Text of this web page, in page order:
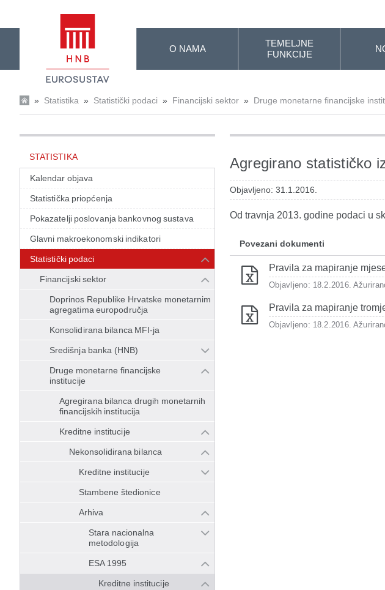
O NAMA
TEMELJNE
FUNKCIJE
» Statistika » Statistički podaci » Financijski sektor » Druge monetarne financijske
STATISTIKA
Kalendar objava
Statistička priopćenja
Pokazatelji poslovanja bankovnog sustava
Glavni makroekonomski indikatori
Statistički podaci
Financijski sektor
Doprinos Republike Hrvatske monetarnim
agregatima europodručja
Konsolidirana bilanca MFI-ja
Središnja banka (HNB)
Druge monetarne financijske
institucije
Agregirana bilanca drugih monetarnih
financijskih institucija
Kreditne institucije
Nekonsolidirana bilanca
Kreditne institucije
Stambene štedionice
Arhiva
Stara nacionalna
metodologija
ESA 1995
Kreditne institucije
Agregirano statističko
Objavljeno: 31.1.2016.
Od travnja 2013. godine podaci u
Povezani dokumenti
Pravila za mapiranje
Objavljeno: 18.2.2016.
Pravila za mapiranje
Objavljeno: 18.2.2016.